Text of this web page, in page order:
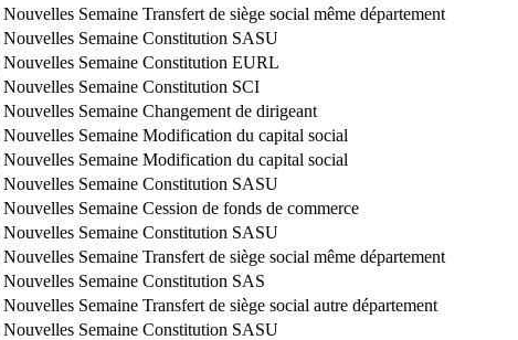
Nouvelles Semaine Transfert de siège social même département
Nouvelles Semaine Constitution SASU
Nouvelles Semaine Constitution EURL
Nouvelles Semaine Constitution SCI
Nouvelles Semaine Changement de dirigeant
Nouvelles Semaine Modification du capital social
Nouvelles Semaine Modification du capital social
Nouvelles Semaine Constitution SASU
Nouvelles Semaine Cession de fonds de commerce
Nouvelles Semaine Constitution SASU
Nouvelles Semaine Transfert de siège social même département
Nouvelles Semaine Constitution SAS
Nouvelles Semaine Transfert de siège social autre département
Nouvelles Semaine Constitution SASU